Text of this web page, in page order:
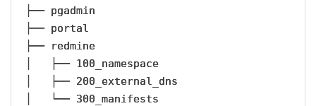
├── pgadmin
├── portal
├── redmine
│   ├── 100_namespace
│   ├── 200_external_dns
│   └── 300_manifests